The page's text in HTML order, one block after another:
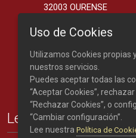
32003 OURENSE
Teléfono: 988 219 893
Legal
Uso de Cookies
Utilizamos Cookies propias
nuestros servicios.
Puedes aceptar todas las
“Aceptar Cookies”,
“Rechazar Cookies”, o
“Cambiar configuración”.
Lee nuestra Política de